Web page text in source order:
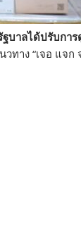
บาลได้ปรับกา
ทาง “เจอ แจก